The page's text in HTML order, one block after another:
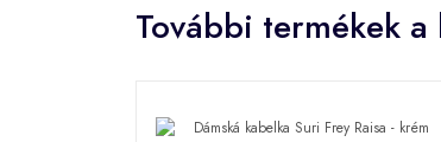
További termékek